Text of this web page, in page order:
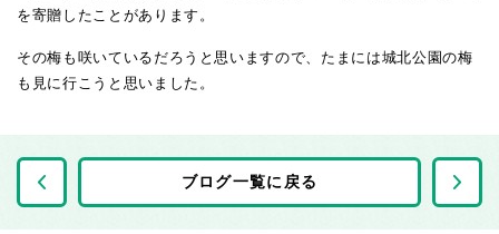
を寄贈したことがあります。
その梅も咲いているだろうと思いますので、たまには城北公園の梅
も 見に行こうと思いました。
ブログ一覧に戻る